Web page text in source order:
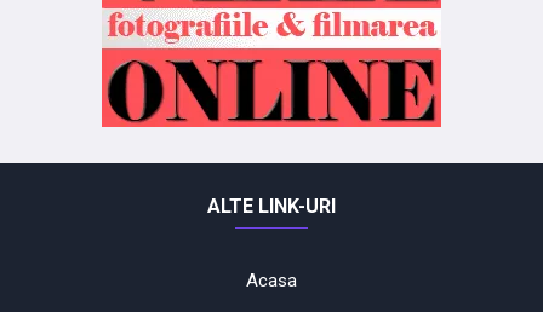
ALTE LINK-URI
Acasa